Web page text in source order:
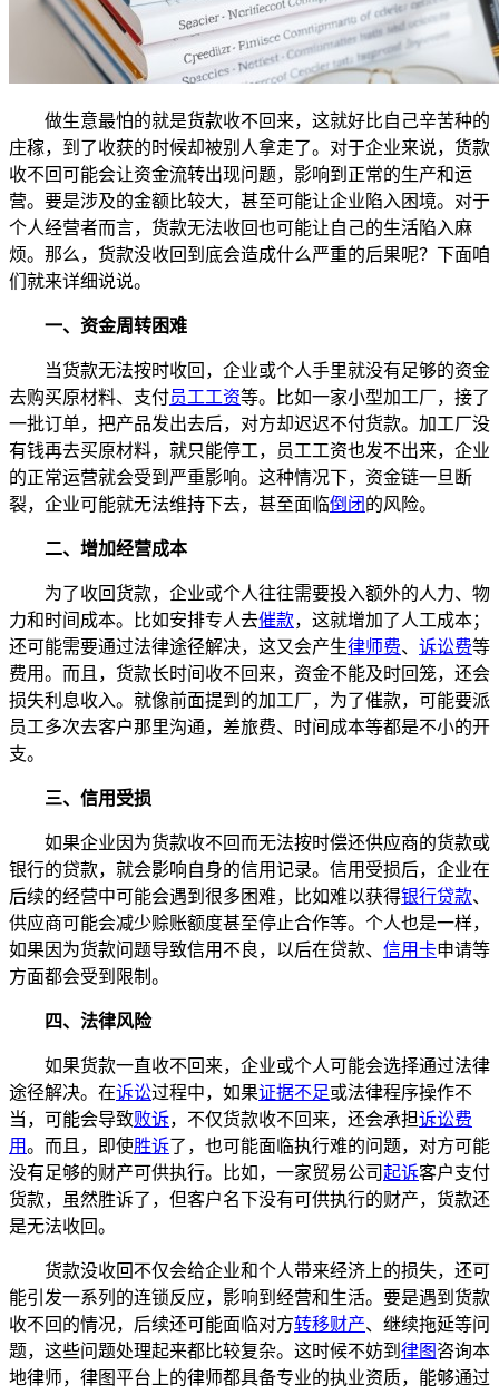
做生意最怕的就是货款收不回来，这就好比自己辛苦种的
庄稼，到了收获的时候却被别人拿走了。对于企业来说，货款
收不回可能会让资金流转出现问题，影响到正常的生产和运
营。要是涉及的金额比较大，甚至可能让企业陷入困境。对于
个人经营者而言，货款无法收回也可能让自己的生活陷入麻
烦。那么，货款没收回到底会造成什么严重的后果呢？下面咱
们就来详细说说。
一、资金周转困难
当货款无法按时收回，企业或个人手里就没有足够的资金
去购买原材料、支付员工工资等。比如一家小型加工厂，接了
一批订单，把产品发出去后，对方却迟迟不付货款。加工厂没
有钱再去买原材料，就只能停工，员工工资也发不出来，企业
的正常运营就会受到严重影响。这种情况下，资金链一旦断
裂，企业可能就无法维持下去，甚至面临倒闭 的风险。
二、增加经营成本
为了收回货款，企业或个人往往需要投入额外的人力、物
力和时间成本。比如安排专人去催款，这就增加了人工成本；
还可能需要通过法律途径解决，这又会产生律师费、 诉讼费等
费用。而且，货款长时间收不回来，资金不能及时回笼，还会
损失利息收入。就像前面提到的加工厂，为了催款，可能要派
员工多次去客户那里沟通，差旅费、时间成本等都是不小的开
支。
三、信用受损
如果企业因为货款收不回而无法按时偿还供应商的货款或
银行的贷款，就会影响自身的信用记录。信用受损后，企业在
后续的经营中可能会遇到很多困难，比如难以获得银行贷款、
供应商可能会减少赊账额度甚至停止合作等。个人也是一样，
如果因为货款问题导致信用不良，以后在贷款、 信用卡申请等
方面都会受到限制。
四、法律风险
如果货款一直收不回来，企业或个人可能会选择通过法律
途径解决。在诉讼过程中，如果证据不足或法律程序操作不
当，可能会导致败诉，不仅货款收不回来，还会承担诉讼费
用。而且，即使胜诉了，也可能面临执行难的问题，对方可能
没有足够的财产可供执行。比如，一家贸易公司起诉客户支付
货款，虽然胜诉了，但客户名下没有可供执行的财产，货款还
是无法收回。
货款没收回不仅会给企业和个人带来经济上的损失，还可
能引发一系列的连锁反应，影响到经营和生活。要是遇到货款
收不回的情况，后续还可能面临对方转移财产、继续拖延等问
题，这些问题处理起来都比较复杂。这时候不妨到 律图 咨询本
地律师，律图平台上的律师都具备专业的执业资质，能够通过